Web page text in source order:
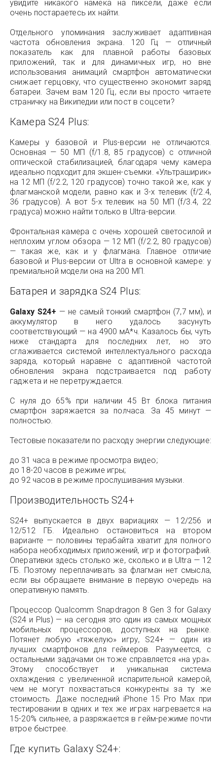
увидите никакого намека на пиксели, даже если
очень постараетесь их найти.
Отдельного упоминания заслуживает адаптивная
частота обновления экрана. 120 Гц — отличный
показатель как для плавной работы базовых
приложений, так и для динамичных игр, но вне
использования анимаций смартфон автоматически
снижает герцовку, что существенно экономит заряд
батареи. Зачем вам 120 Гц, если вы просто читаете
страничку на Википедии или пост в соцсети?
Камера S24 Plus:
Камеры у базовой и Plus-версии не отличаются.
Основная — 50 МП (f/1.8, 85 градусов) с отличной
оптической стабилизацией, благодаря чему камера
идеально подходит для экшен-съемки. «Ультраширик»
на 12 МП (f/2.2, 120 градусов) точно такой же, как у
флагманской модели, равно как и 3-х телевик (f/2.4,
36 градусов). А вот 5-х телевик на 50 МП (f/3.4, 22
градуса) можно найти только в Ultra-версии.
Фронтальная камера с очень хорошей светосилой и
неплохим углом обзора — 12 МП (f/2.2, 80 градусов)
— такая же, как и у флагмана. Главное отличие
базовой и Plus-версии от Ultra в основной камере: у
премиальной модели она на 200 МП.
Батарея и зарядка S24 Plus:
Galaxy S24+ — не самый тонкий смартфон (7,7 мм), и
аккумулятор в него удалось засунуть
соответствующий — на 4900 мА*ч. Казалось бы, чуть
ниже стандарта для последних лет, но это
сглаживается системой интеллектуального расхода
заряда, который наравне с адаптивной частотой
обновления экрана подстраивается под работу
гаджета и не перетруждается.
С нуля до 65% при наличии 45 Вт блока питания
смартфон заряжается за полчаса. За 45 минут —
полностью.
Тестовые показатели по расходу энергии следующие:
до 31 часа в режиме просмотра видео;
до 18-20 часов в режиме игры;
до 92 часов в режиме прослушивания музыки.
Производительность S24+
S24+ выпускается в двух вариациях — 12/256 и
12/512 ГБ. Идеально остановиться на втором
варианте — половины терабайта хватит для полного
набора необходимых приложений, игр и фотографий.
Оперативки здесь столько же, сколько и в Ultra — 12
ГБ. Поэтому переплачивать за флагман нет смысла,
если вы обращаете внимание в первую очередь на
оперативную память.
Процессор Qualcomm Snapdragon 8 Gen 3 for Galaxy
(S24 и Plus) — на сегодня это один из самых мощных
мобильных процессоров, доступных на рынке.
Потянет любую «тяжелую» игру, S24+ — один из
лучших смартфонов для геймеров. Разумеется, с
остальными задачами он тоже справляется «на ура».
Этому способствует и уникальная система
охлаждения с увеличенной испарительной камерой,
чем не могут похвастаться конкуренты за ту же
стоимость. Даже последний iPhone 15 Pro Max при
тестировании в одних и тех же играх нагревается на
15-20% сильнее, а разряжается в гейм-режиме почти
втрое быстрее.
Где купить Galaxy S24+: